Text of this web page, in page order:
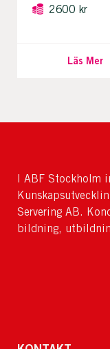
2600 kr
Läs Mer
I ABF Stockholm
Servering AB.
bildning,